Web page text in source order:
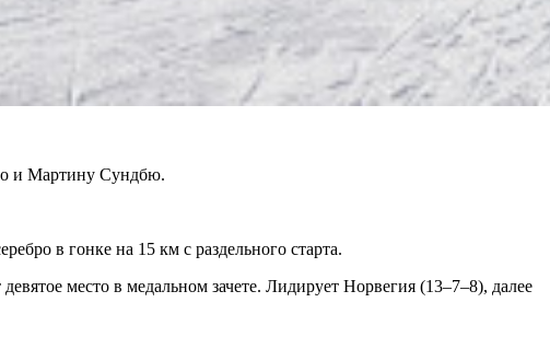
и Мартину Сундбю.
в гонке на 15 км с раздельного старта.
место в медальном зачете. Лидирует Норвегия (13–7–8), далее